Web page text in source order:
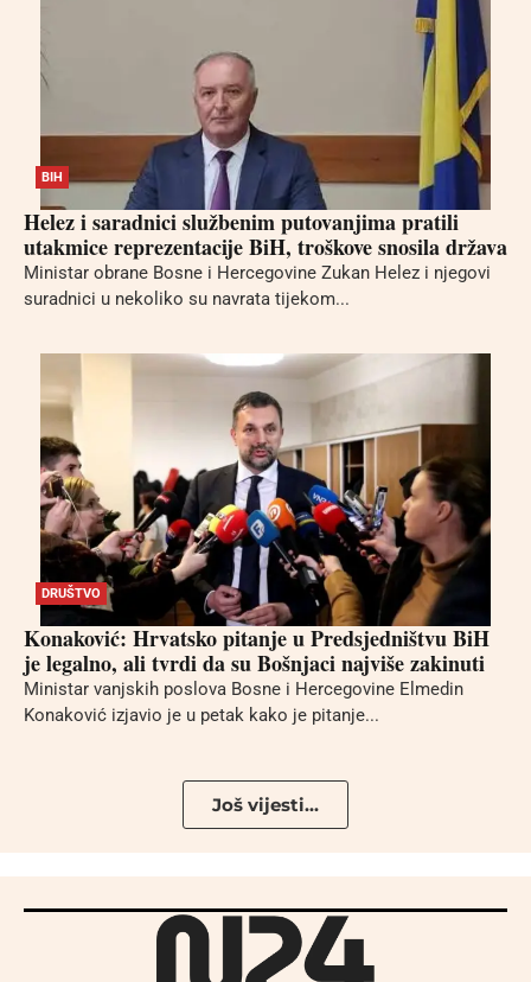
BIH
Helez i saradnici službenim putovanjima pratili
utakmice reprezentacije BiH, troškove snosila država
Ministar obrane Bosne i Hercegovine Zukan Helez i njegovi
suradnici u nekoliko su navrata tijekom...
DRUŠTVO
Konaković: Hrvatsko pitanje u Predsjedništvu BiH
je legalno, ali tvrdi da su Bošnjaci najviše zakinuti
Ministar vanjskih poslova Bosne i Hercegovine Elmedin
Konaković izjavio je u petak kako je pitanje...
Još vijesti...